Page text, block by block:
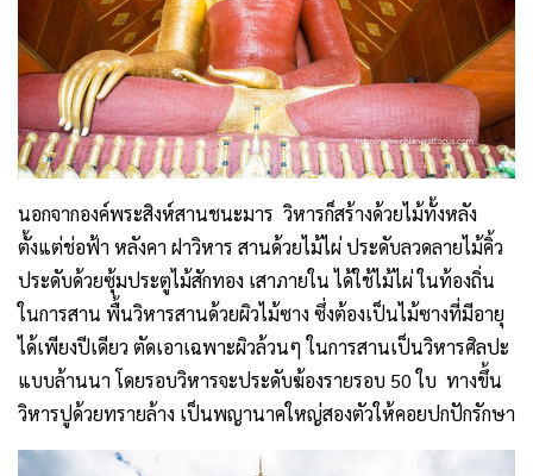
นอกจากองค์พระสิงห์สานชนะมาร วิหารก็สร้างด้วยไม้ทั้งหลัง
ตั้งแต่ช่อฟ้า หลังคา ฝาวิหาร สานด้วยไม้ไผ่ ประดับลวดลายไม้คิ้ว
ประดับด้วยซุ้มประตูไม้สักทอง เสาภายใน ได้ใช้ไม้ไผ่ ในท้องถิ่น
ในการสาน พื้นวิหารสานด้วยผิวไม้ซาง ซึ่งต้องเป็นไม้ซางที่มีอายุ
ได้เพียงปีเดียว ตัดเอาเฉพาะผิวล้วนๆ ในการสานเป็นวิหารศิลปะ
แบบล้านนา โดยรอบวิหารจะประดับฆ้องรายรอบ 50 ใบ ทางขึ้น
วิหารปูด้วยทรายล้าง เป็นพญานาคใหญ่สองตัวให้คอยปกปักรักษา